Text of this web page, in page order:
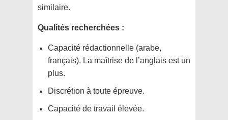
similaire.
Qualités recherchées :
Capacité rédactionnelle (arabe,
français). La maîtrise de l’anglais est un
plus.
Discrétion à toute épreuve.
Capacité de travail élevée.